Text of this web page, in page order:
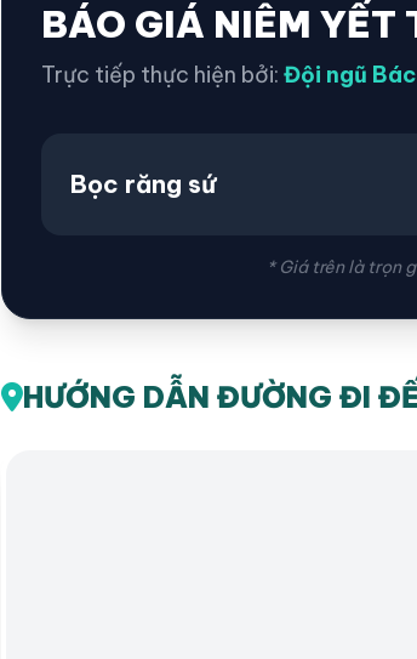
BÁO GIÁ NIÊM YẾT
Trực tiếp thực hiện bởi: Đội ngũ
Bọc răng sứ
* Giá trên là trọn
HƯỚNG DẪN ĐƯỜNG ĐI